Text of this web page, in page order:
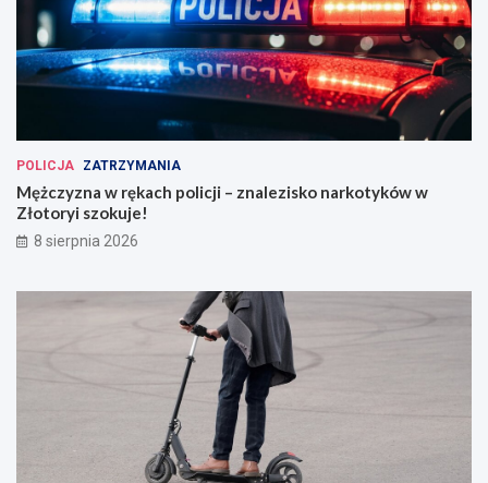
POLICJA ZATRZYMANIA
Mężczyzna w rękach policji – znalezisko narkotyków w
Złotoryi szokuje!
8 sierpnia 2026